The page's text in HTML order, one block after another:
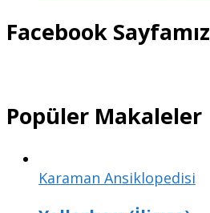
Facebook Sayfamız
Popüler Makaleler
Karaman Ansiklopedisi